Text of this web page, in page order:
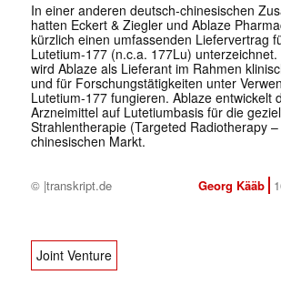
In einer anderen deutsch-chinesischen
hatten Eckert & Ziegler und Ablaze
kürzlich einen umfassenden Liefervertrag
Lutetium-177 (n.c.a. 177Lu)
wird Ablaze als Lieferant im Rahmen
und für Forschungstätigkeiten unter
Lutetium-177 fungieren. Ablaze entwickelt
Arzneimittel auf Lutetiumbasis für die
Strahlentherapie (Targeted Radiotherapy
chinesischen Markt.
© |transkript.de Georg Kääb
Joint Venture